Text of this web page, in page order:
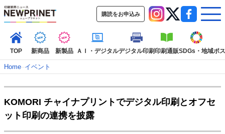
購読をお申込み
TOP 新商品 新製品 ＡＩ・デジタルデジタル印刷印刷通販SDGs・地域ポ
TOP
新着記事 特集記事
インタビュー
コレクション
Home–イベント
KOMORI チャイナプリントでデジタル印刷とオフセ
ット印刷の連携を披露